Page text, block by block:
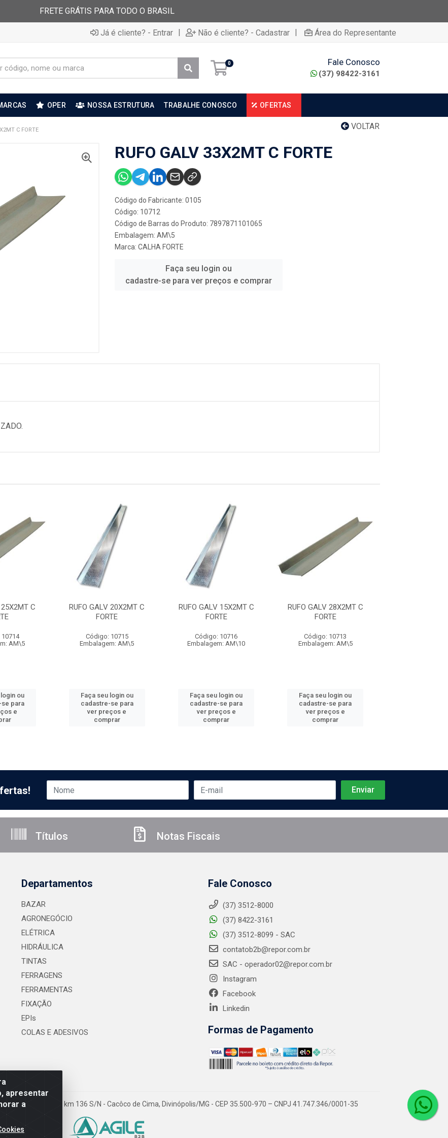
FRETE GRÁTIS PARA TODO O BRASIL
Já é cliente? - Entrar | Não é cliente? - Cadastrar | Área do Representante
0 Fale Conosco
(37) 98422-3161
OPER NOSSA ESTRUTURA TRABALHE CONOSCO OFERTAS
VOLTAR
C FORTE
RUFO GALV 33X2MT C FORTE
Código do Fabricante: 0105
Código: 10712
Código de Barras do Produto: 7897871101065
Embalagem: AM\5
Marca: CALHA FORTE
Faça seu login ou
cadastre-se para ver preços e comprar
C
AM\5
ou
para
e
RUFO GALV 20X2MT C
FORTE
Código: 10715
Embalagem: AM\5
Faça seu login ou
cadastre-se para
ver preços e
comprar
RUFO GALV 15X2MT C
FORTE
Código: 10716
Embalagem: AM\10
Faça seu login ou
cadastre-se para
ver preços e
comprar
RUFO GALV 28X2MT C
FORTE
Código: 10713
Embalagem: AM\5
Faça seu login ou
cadastre-se para
ver preços e
comprar
apresentar
a
Títulos Notas Fiscais
Departamentos
BAZAR
AGRONEGÓCIO
ELÉTRICA
HIDRÁULICA
TINTAS
FERRAGENS
FERRAMENTAS
FIXAÇÃO
EPIs
COLAS E ADESIVOS
Fale Conosco
(37) 3512-8000
(37) 8422-3161
(37) 3512-8099 - SAC
contatob2b@repor.com.br
SAC - operador02@repor.com.br
Instagram
Facebook
Linkedin
Formas de Pagamento
- Rodovia MG-050 km 136 S/N - Cacôco de Cima, Divinópolis/MG - CEP 35.500-970 – CNPJ 41.747.346/0001-35